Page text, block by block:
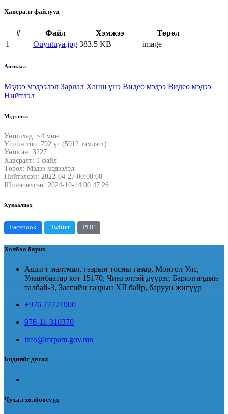
Хавсралт файлууд
# Файл Хэмжээ
Төрөл
1
Ouyntuya.jpg 383.5 KB image
Ангилал
Мэдээ мэдээлэл Зарлал Ханш үнэ Видео мэдээ Видео мэдээ
Нийтлэл
Мэдээлэл
Уншихад: ~4 мин
Үгийн тоо: 792 үг (5912 тэмдэгт)
Уншсан: 3227
Хавсралт: 1 файл
Төрөл: Мэдээ мэдээлэл
Нийтэлсэн: 2022-04-27 00:00:00
Шинэчилсэн: 2024-10-14 00:47:26
Хуваалцах
Facebook Twitter PDF
Холбоо барих
Ашигт малтмал, газрын тосны газар, Монгол Улс,
Улаанбаатар хот 15170, Чингэлтэй дүүрэг, Барилгачдын
талбай-3, Засгийн газрын XII байр, баруун жигүүр
+976 77771900
976-11-310370
info@mrpam.gov.mn
Биднийг дагах
Чухал холбоосууд